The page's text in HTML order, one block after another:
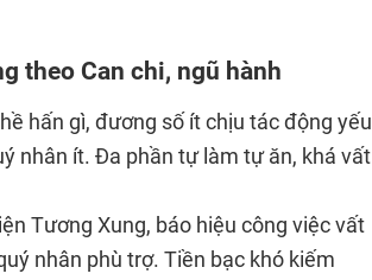
theo Can chi, ngũ hành
hấn gì, đương số ít chịu tác động yếu
nhân ít. Đa phần tự làm tự ăn, khá vất
Tương Xung, báo hiệu công việc vất
nhân phù trợ. Tiền bạc khó kiếm